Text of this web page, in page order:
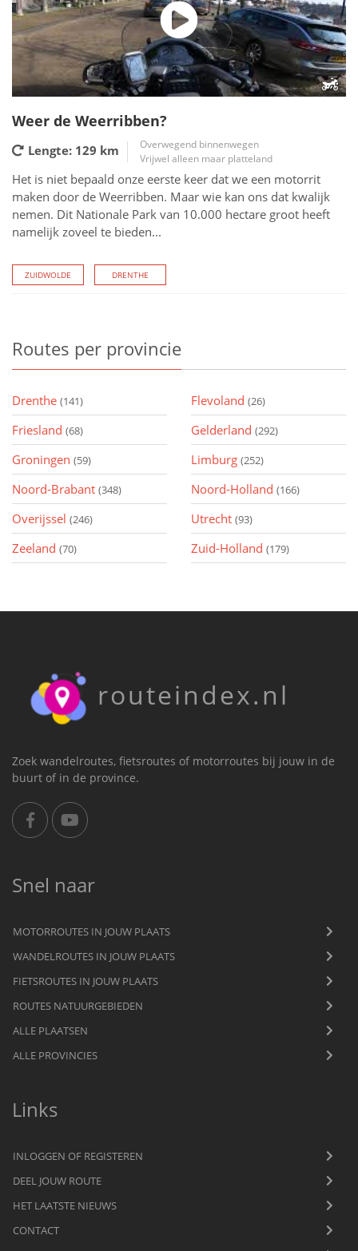
Weer de Weerribben?
Lengte: 129 km
Overwegend binnenwegen
Vrijwel alleen maar platteland
Het is niet bepaald onze eerste keer dat we een motorrit
maken door de Weerribben. Maar wie kan ons dat kwalijk
nemen. Dit Nationale Park van 10.000 hectare groot heeft
namelijk zoveel te bieden...
ZUIDWOLDE DRENTHE
Routes per provincie
Drenthe (141) Flevoland (26)
Friesland (68) Gelderland (292)
Groningen (59) Limburg (252)
Noord-Brabant (348) Noord-Holland (166)
Overijssel (246) Utrecht (93)
Zeeland (70) Zuid-Holland (179)
routeindex.nl
Zoek wandelroutes, fietsroutes of motorroutes bij jouw in de
buurt of in de province.
Snel naar
MOTORROUTES IN JOUW PLAATS
WANDELROUTES IN JOUW PLAATS
FIETSROUTES IN JOUW PLAATS
ROUTES NATUURGEBIEDEN
ALLE PLAATSEN
ALLE PROVINCIES
Links
INLOGGEN OF REGISTEREN
DEEL JOUW ROUTE
HET LAATSTE NIEUWS
CONTACT